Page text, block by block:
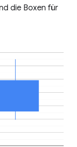
die Boxen für